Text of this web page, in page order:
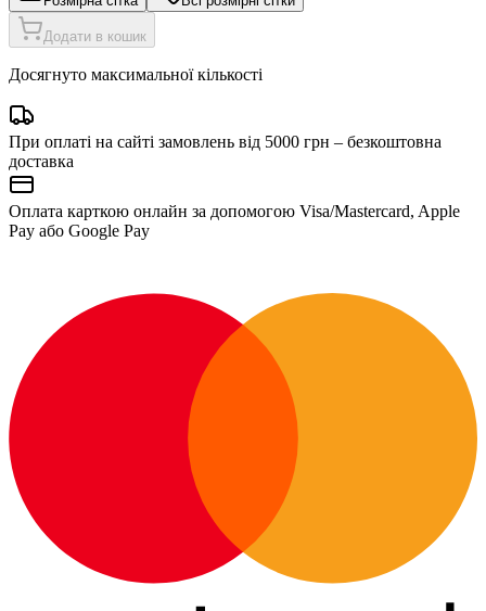
Додати в кошик
Досягнуто максимальної кількості
При оплаті на сайті замовлень від 5000 грн – безкоштовна
доставка
Оплата карткою онлайн за допомогою Visa/Mastercard, Apple
Pay або Google Pay